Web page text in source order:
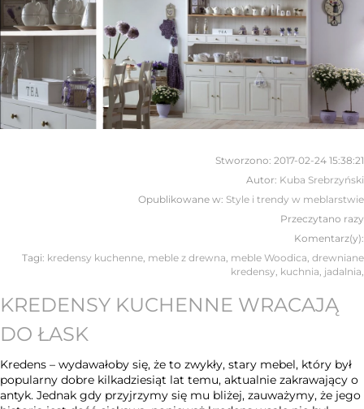
Stworzono: 2017-02-24 15:38:21
Autor: Kuba Srebrzyński
Opublikowane w: Style i trendy w meblarstwie
Przeczytano razy
Komentarz(y):
Tagi: kredensy kuchenne, meble z drewna, meble Woodica, drewniane
kredensy, kuchnia, jadalnia,
KREDENSY KUCHENNE WRACAJĄ
DO ŁASK
Kredens – wydawałoby się, że to zwykły, stary mebel, który był
popularny dobre kilkadziesiąt lat temu, aktualnie zakrawający o
antyk. Jednak gdy przyjrzymy się mu bliżej, zauważymy, że jego